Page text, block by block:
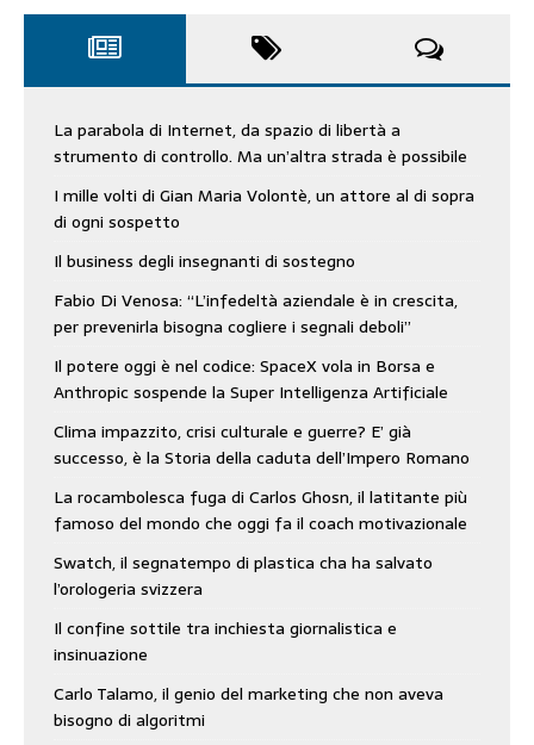
La parabola di Internet, da spazio di libertà a
strumento di controllo. Ma un’altra strada è possibile
I mille volti di Gian Maria Volontè, un attore al di sopra
di ogni sospetto
Il business degli insegnanti di sostegno
Fabio Di Venosa: “L’infedeltà aziendale è in crescita,
per prevenirla bisogna cogliere i segnali deboli”
Il potere oggi è nel codice: SpaceX vola in Borsa e
Anthropic sospende la Super Intelligenza Artificiale
Clima impazzito, crisi culturale e guerre? E’ già
successo, è la Storia della caduta dell’Impero Romano
La rocambolesca fuga di Carlos Ghosn, il latitante più
famoso del mondo che oggi fa il coach motivazionale
Swatch, il segnatempo di plastica cha ha salvato
l’orologeria svizzera
Il confine sottile tra inchiesta giornalistica e
insinuazione
Carlo Talamo, il genio del marketing che non aveva
bisogno di algoritmi